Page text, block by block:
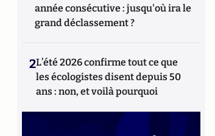
année consécutive : jusqu'où ira le
grand déclassement ?
2L’été 2026 confirme tout ce que
les écologistes disent depuis 50
ans : non, et voilà pourquoi